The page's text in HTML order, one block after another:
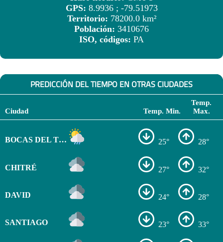
GPS: 8.9936 ; -79.51973
Territorio: 78200.0 km²
Población: 3410676
ISO, códigos: PA
PREDICCIÓN DEL TIEMPO EN OTRAS CIUDADES
Ciudad Temp. Min.
Temp.
Max.
BOCAS DEL TORO 25° 28°
CHITRÉ 27° 32°
DAVID 24° 28°
SANTIAGO 23° 33°